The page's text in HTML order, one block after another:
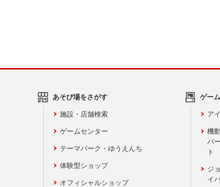
あそび場をさがす
施設・店舗検索
ゲームセンター
テーマパーク・ゆうえんち
体験型ショップ
オフィシャルショップ
ゲー
ア
機
バ
ト
ジ
イ